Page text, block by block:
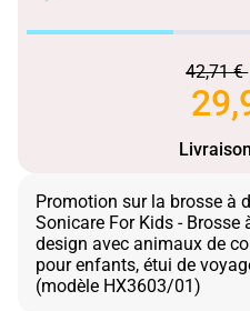
42,71 €
Promotion sur la brosse à
Sonicare For Kids -
design avec animaux de
pour enfants, étui de